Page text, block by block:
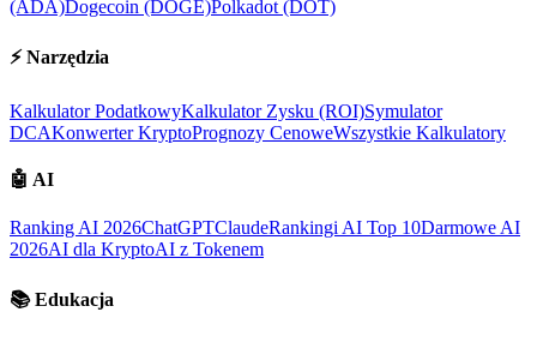
(ADA)Dogecoin (DOGE)Polkadot (DOT)
⚡ Narzędzia
Kalkulator PodatkowyKalkulator Zysku (ROI)Symulator
DCAKonwerter KryptoPrognozy CenoweWszystkie Kalkulatory
🤖 AI
Ranking AI 2026ChatGPTClaudeRankingi AI Top 10Darmowe AI
2026AI dla KryptoAI z Tokenem
📚 Edukacja